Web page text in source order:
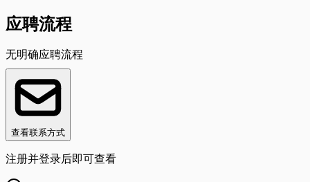
应聘流程
无明确应聘流程
查看联系方式
注册并登录后即可查看